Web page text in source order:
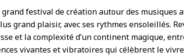
grand festival de création autour des musiques
grand plaisir, avec ses rythmes ensoleillés.
et la complexité d’un continent magique,
vivantes et vibratoires qui célèbrent le